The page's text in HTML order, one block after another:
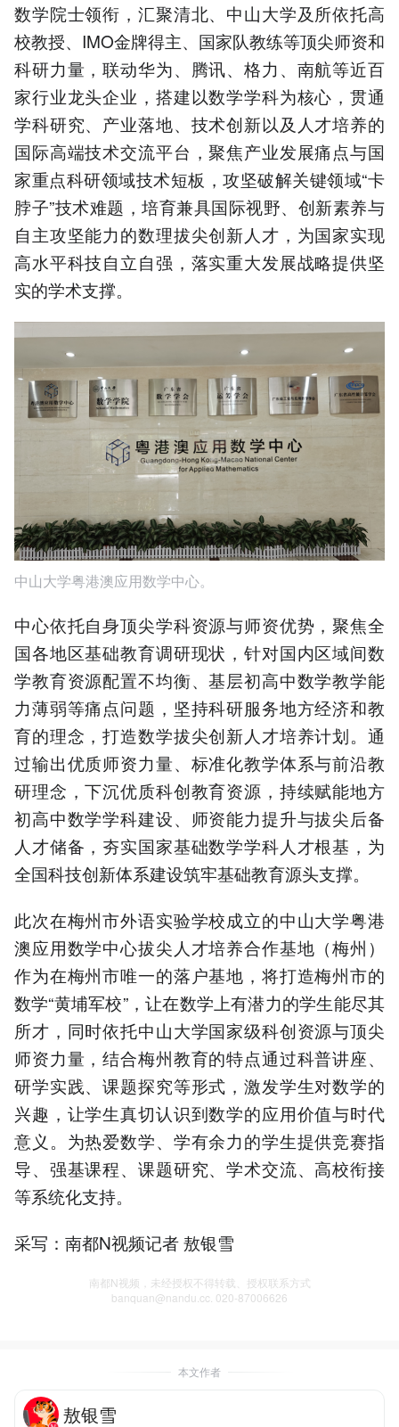
数学院士领衔，汇聚清北、中山大学及所依托高
校教授、IMO金牌得主、国家队教练等顶尖师资和
科研力量，联动华为、腾讯、格力、南航等近百
家行业龙头企业，搭建以数学学科为核心，贯通
学科研究、产业落地、技术创新以及人才培养的
国际高端技术交流平台，聚焦产业发展痛点与国
家重点科研领域技术短板，攻坚破解关键领域“卡
脖子”技术难题，培育兼具国际视野、创新素养与
自主攻坚能力的数理拔尖创新人才，为国家实现
高水平科技自立自强，落实重大发展战略提供坚
实的学术支撑。
中山大学粤港澳应用数学中心。
中心依托自身顶尖学科资源与师资优势，聚焦全
国各地区基础教育调研现状，针对国内区域间数
学教育资源配置不均衡、基层初高中数学教学能
力薄弱等痛点问题，坚持科研服务地方经济和教
育的理念，打造数学拔尖创新人才培养计划。通
过输出优质师资力量、标准化教学体系与前沿教
研理念，下沉优质科创教育资源，持续赋能地方
初高中数学学科建设、师资能力提升与拔尖后备
人才储备，夯实国家基础数学学科人才根基，为
全国科技创新体系建设筑牢基础教育源头支撑。
此次在梅州市外语实验学校成立的中山大学粤港
澳应用数学中心拔尖人才培养合作基地（梅州）
作为在梅州市唯一的落户基地，将打造梅州市的
数学“黄埔军校”，让在数学上有潜力的学生能尽其
所才，同时依托中山大学国家级科创资源与顶尖
师资力量，结合梅州教育的特点通过科普讲座、
研学实践、课题探究等形式，激发学生对数学的
兴趣，让学生真切认识到数学的应用价值与时代
意义。为热爱数学、学有余力的学生提供竞赛指
导、强基课程、课题研究、学术交流、高校衔接
等系统化支持。
采写：南都N视频记者 敖银雪
南都N视频，未经授权不得转载、授权联系方式
banquan@nandu.cc. 020-87006626
本文作者
敖银雪